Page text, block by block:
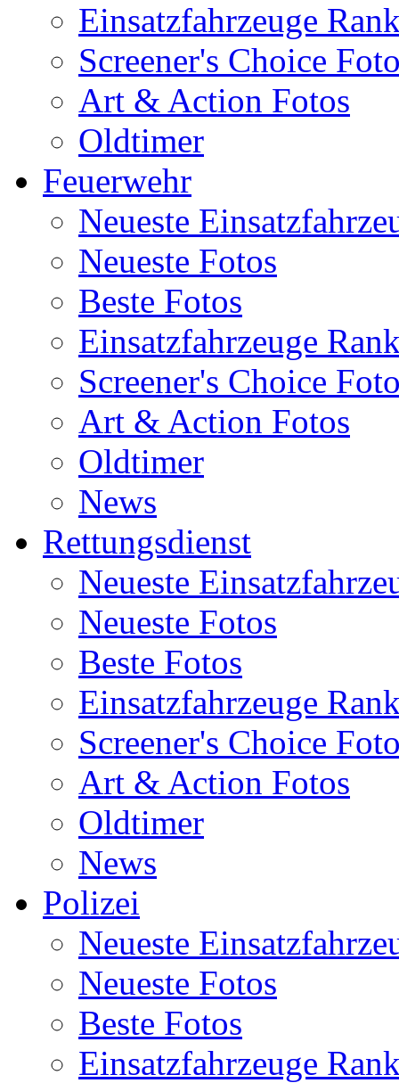
Einsatzfahrzeuge
Screener's Choice
Art & Action Fotos
Oldtimer
Feuerwehr
Neueste
Neueste Fotos
Beste Fotos
Einsatzfahrzeuge
Screener's Choice
Art & Action Fotos
Oldtimer
News
Rettungsdienst
Neueste
Neueste Fotos
Beste Fotos
Einsatzfahrzeuge
Screener's Choice
Art & Action Fotos
Oldtimer
News
Polizei
Neueste
Neueste Fotos
Beste Fotos
Einsatzfahrzeuge